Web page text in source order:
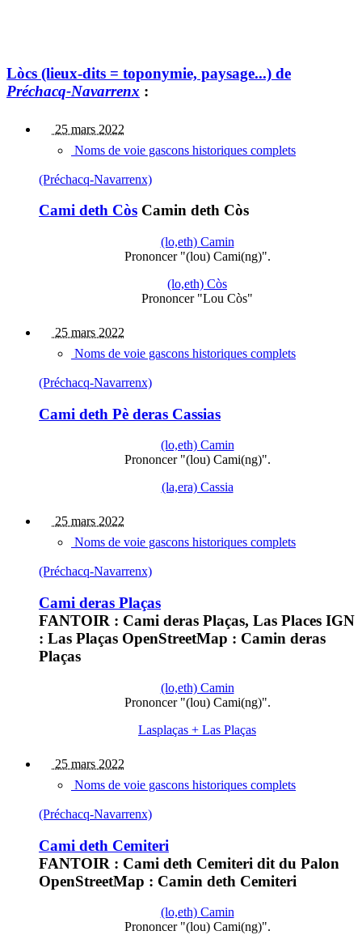
Lòcs (lieux-dits = toponymie, paysage...) de
Préchacq-Navarrenx :
25 mars 2022
Noms de voie gascons historiques complets
(Préchacq-Navarrenx)
Cami deth Còs Camin deth Còs
(lo,eth) Camin
Prononcer "(lou) Cami(ng)".
(lo,eth) Còs
Prononcer "Lou Còs"
25 mars 2022
Noms de voie gascons historiques complets
(Préchacq-Navarrenx)
Cami deth Pè deras Cassias
(lo,eth) Camin
Prononcer "(lou) Cami(ng)".
(la,era) Cassia
25 mars 2022
Noms de voie gascons historiques complets
(Préchacq-Navarrenx)
Cami deras Plaças
FANTOIR : Cami deras Plaças, Las Places IGN
: Las Plaças OpenStreetMap : Camin deras
Plaças
(lo,eth) Camin
Prononcer "(lou) Cami(ng)".
Lasplaças + Las Plaças
25 mars 2022
Noms de voie gascons historiques complets
(Préchacq-Navarrenx)
Cami deth Cemiteri
FANTOIR : Cami deth Cemiteri dit du Palon
OpenStreetMap : Camin deth Cemiteri
(lo,eth) Camin
Prononcer "(lou) Cami(ng)".